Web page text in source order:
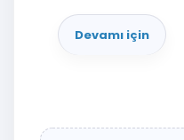
Devamı için